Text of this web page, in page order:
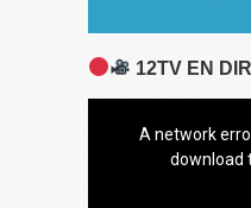
12TV EN
A network
download